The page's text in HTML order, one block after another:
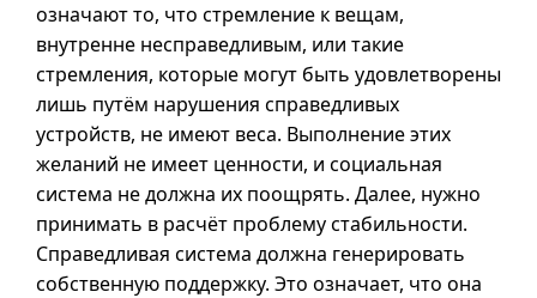
означают то, что стремление к вещам,
внутренне несправедливым, или такие
стремления, которые могут быть удовлетворены
лишь путём нарушения справедливых
устройств, не имеют веса. Выполнение этих
желаний не имеет ценности, и социальная
система не должна их поощрять. Далее, нужно
принимать в расчёт проблему стабильности.
Справедливая система должна генерировать
собственную поддержку. Это означает, что она